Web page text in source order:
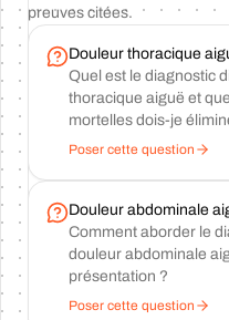
preuves citées.
Douleur thoracique
Quel est le diagnostic
thoracique aiguë et
mortelles dois-je
Poser cette question
Douleur abdominale
Comment aborder le
douleur abdominale
présentation ?
Poser cette question